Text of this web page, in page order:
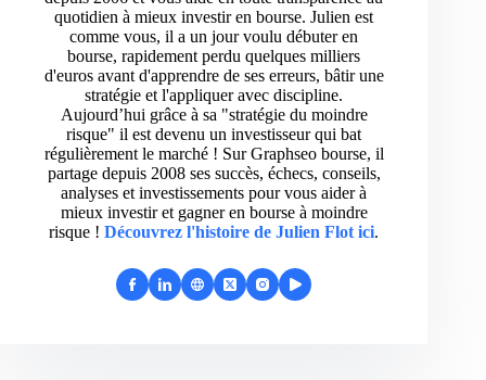
quotidien à mieux investir en bourse. Julien est
comme vous, il a un jour voulu débuter en
bourse, rapidement perdu quelques milliers
d'euros avant d'apprendre de ses erreurs, bâtir une
stratégie et l'appliquer avec discipline.
Aujourd’hui grâce à sa "stratégie du moindre
risque" il est devenu un investisseur qui bat
régulièrement le marché ! Sur Graphseo bourse, il
partage depuis 2008 ses succès, échecs, conseils,
analyses et investissements pour vous aider à
mieux investir et gagner en bourse à moindre
risque ! Découvrez l'histoire de Julien Flot ici.